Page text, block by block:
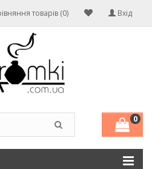
Вхід
товарів (0)
0